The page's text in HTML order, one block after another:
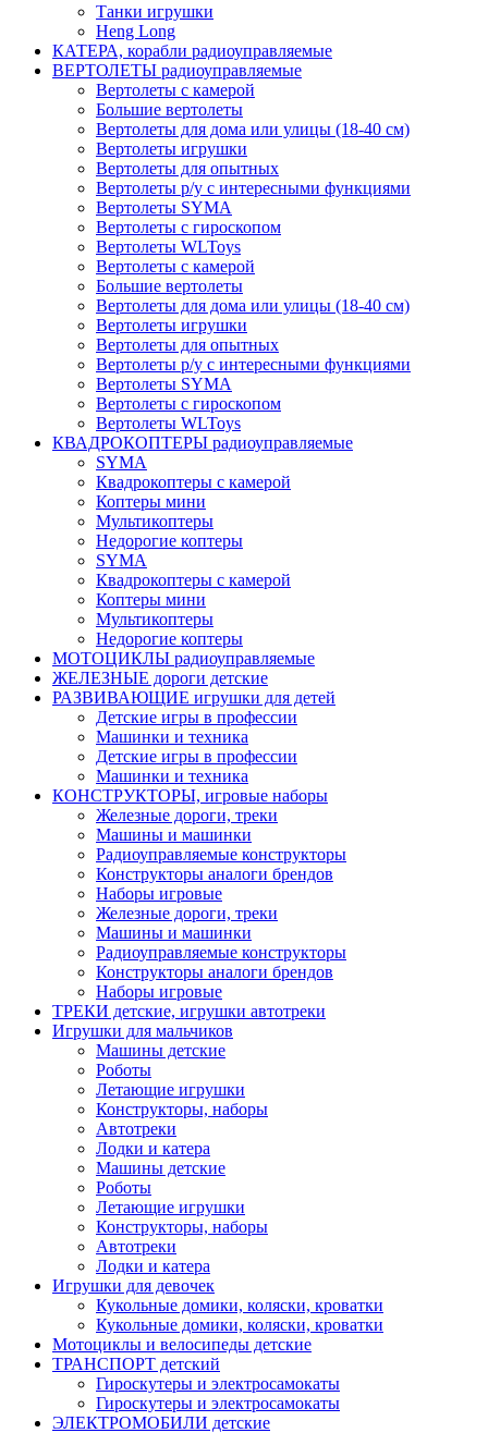
Танки игрушки
Heng Long
КАТЕРА, корабли радиоуправляемые
ВЕРТОЛЕТЫ радиоуправляемые
Вертолеты с камерой
Большие вертолеты
Вертолеты для дома или улицы (18-40 см)
Вертолеты игрушки
Вертолеты для опытных
Вертолеты р/у с интересными функциями
Вертолеты SYMA
Вертолеты с гироскопом
Вертолеты WLToys
Вертолеты с камерой
Большие вертолеты
Вертолеты для дома или улицы (18-40 см)
Вертолеты игрушки
Вертолеты для опытных
Вертолеты р/у с интересными функциями
Вертолеты SYMA
Вертолеты с гироскопом
Вертолеты WLToys
КВАДРОКОПТЕРЫ радиоуправляемые
SYMA
Квадрокоптеры с камерой
Коптеры мини
Мультикоптеры
Недорогие коптеры
SYMA
Квадрокоптеры с камерой
Коптеры мини
Мультикоптеры
Недорогие коптеры
МОТОЦИКЛЫ радиоуправляемые
ЖЕЛЕЗНЫЕ дороги детские
РАЗВИВАЮЩИЕ игрушки для детей
Детские игры в профессии
Машинки и техника
Детские игры в профессии
Машинки и техника
КОНСТРУКТОРЫ, игровые наборы
Железные дороги, треки
Машины и машинки
Радиоуправляемые конструкторы
Конструкторы аналоги брендов
Наборы игровые
Железные дороги, треки
Машины и машинки
Радиоуправляемые конструкторы
Конструкторы аналоги брендов
Наборы игровые
ТРЕКИ детские, игрушки автотреки
Игрушки для мальчиков
Машины детские
Роботы
Летающие игрушки
Конструкторы, наборы
Автотреки
Лодки и катера
Машины детские
Роботы
Летающие игрушки
Конструкторы, наборы
Автотреки
Лодки и катера
Игрушки для девочек
Кукольные домики, коляски, кроватки
Кукольные домики, коляски, кроватки
Мотоциклы и велосипеды детские
ТРАНСПОРТ детский
Гироскутеры и электросамокаты
Гироскутеры и электросамокаты
ЭЛЕКТРОМОБИЛИ детские